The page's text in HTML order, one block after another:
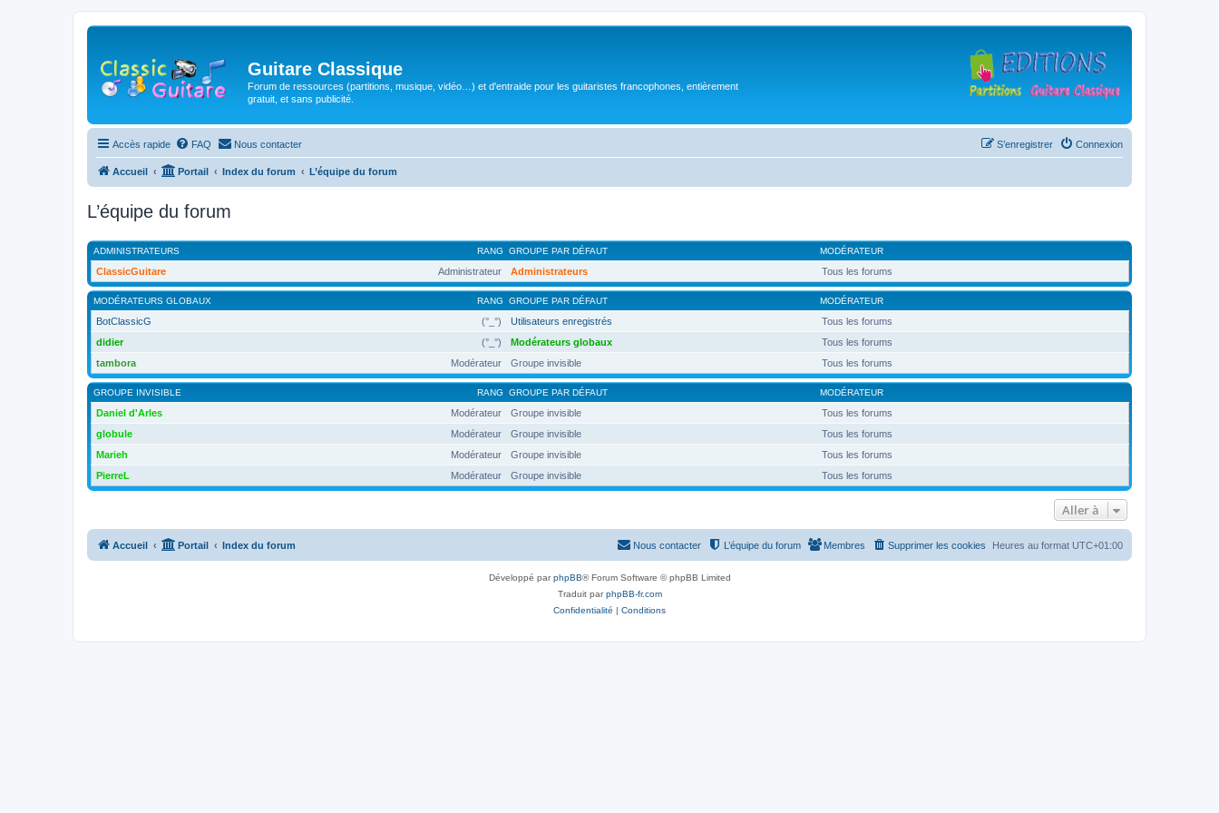
Guitare Classique
Forum de ressources (partitions, musique, vidéo…) et d'entraide pour les guitaristes francophones, entièrement
gratuit, et sans publicité.
Accès rapide FAQ Nous contacter Connexion
S’enregistrer
Accueil Portail Index du forum L’équipe du forum
L’équipe du forum
RANG
ADMINISTRATEURS GROUPE PAR DÉFAUT MODÉRATEUR
Administrateur
ClassicGuitare Administrateurs Tous les forums
RANG
MODÉRATEURS GLOBAUX GROUPE PAR DÉFAUT MODÉRATEUR
(°_°)
BotClassicG Utilisateurs enregistrés
Tous les forums
(°_°)
didier Modérateurs globaux
Tous les forums
Modérateur
tambora Groupe invisible Tous les forums
RANG
GROUPE INVISIBLE GROUPE PAR DÉFAUT MODÉRATEUR
Modérateur
Daniel d'Arles Groupe invisible
Tous les forums
Modérateur
globule Groupe invisible
Tous les forums
Modérateur
Marieh Groupe invisible
Tous les forums
Modérateur
PierreL Groupe invisible Tous les forums
Aller à
Accueil Portail Index du forum Heures au format UTC+01:00
Supprimer les cookies
Membres
L’équipe du forum
Nous contacter
Développé parphpBB® Forum Software © phpBB Limited
Traduit parphpBB-fr.com
Confidentialité | Conditions